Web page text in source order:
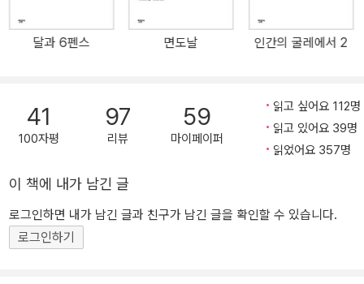
의 의미를 되짚는 감동적인 러브 스토리다. 서머싯 몸의 소설들은 인
간 본성에 대 한 깊은 통찰을 주며 감동적이고 무엇보다도 재미있기
에 깔린 죽음의 공포와 싸우는 과정에서 다양한 인간의 삶과 가치관
을 체험 하고 편협했던 시각에서 벗어나 정신적으로 성장한다. 그리
고 광대한 자연 앞에서 용서 라는 실마리를 찾음으로써 속박처럼 자
신을 얽매었던 잘못된 사랑의 굴레를 벗어던지고 스스로 상처를 치유
달과 6펜스 면도날 인간의 굴레에서 2
41
100자평
97
리뷰
59
마이페이퍼
읽고 싶어요 112명
읽고 있어요 39명
읽었어요 357명
이 책에 내가 남긴 글
로그인하면 내가 남긴 글과 친구가 남긴 글을 확인할 수 있습니다.
로그인하기